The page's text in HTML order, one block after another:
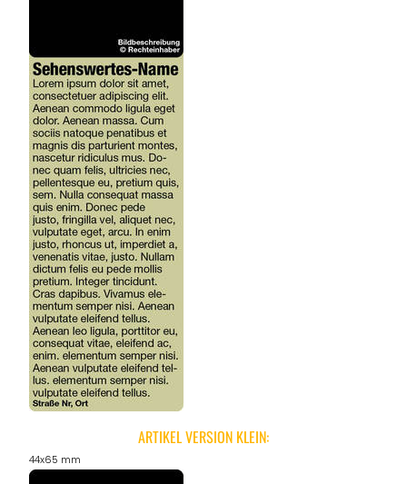
ARTIKEL VERSION KLEIN:
44x65 mm